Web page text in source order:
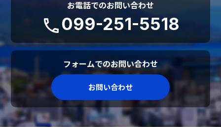
お電話でのお問い合わせ
phone099-251-5518
フォームでのお問い合わせ
お問い合わせ